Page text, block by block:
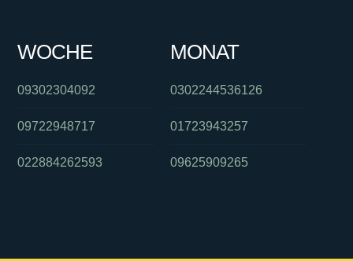
WOCHE
09302304092
09722948717
022884262593
MONAT
0302244536126
01723943257
09625909265